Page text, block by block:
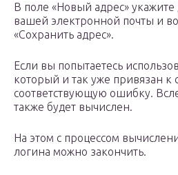
В поле «Новый адрес»
вашей электронной почты и
«Сохранить адрес».
Если вы попытаетесь
который и так уже привязан к
соответствующую ошибку.
также будет вычислен.
На этом с процессом
логина можно закончить.